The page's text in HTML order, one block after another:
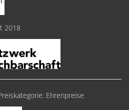
2018
Ehrenpreise